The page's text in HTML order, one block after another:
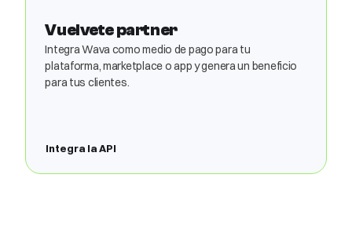
Vuelvete partner
Integra Wava como medio de pago para tu
plataforma, marketplace o app y genera un beneficio
para tus clientes.
Integra la API